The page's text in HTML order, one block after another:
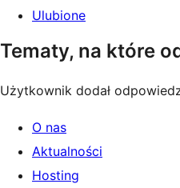
Ulubione
Tematy, na które
Użytkownik dodał
O nas
Aktualności
Hosting